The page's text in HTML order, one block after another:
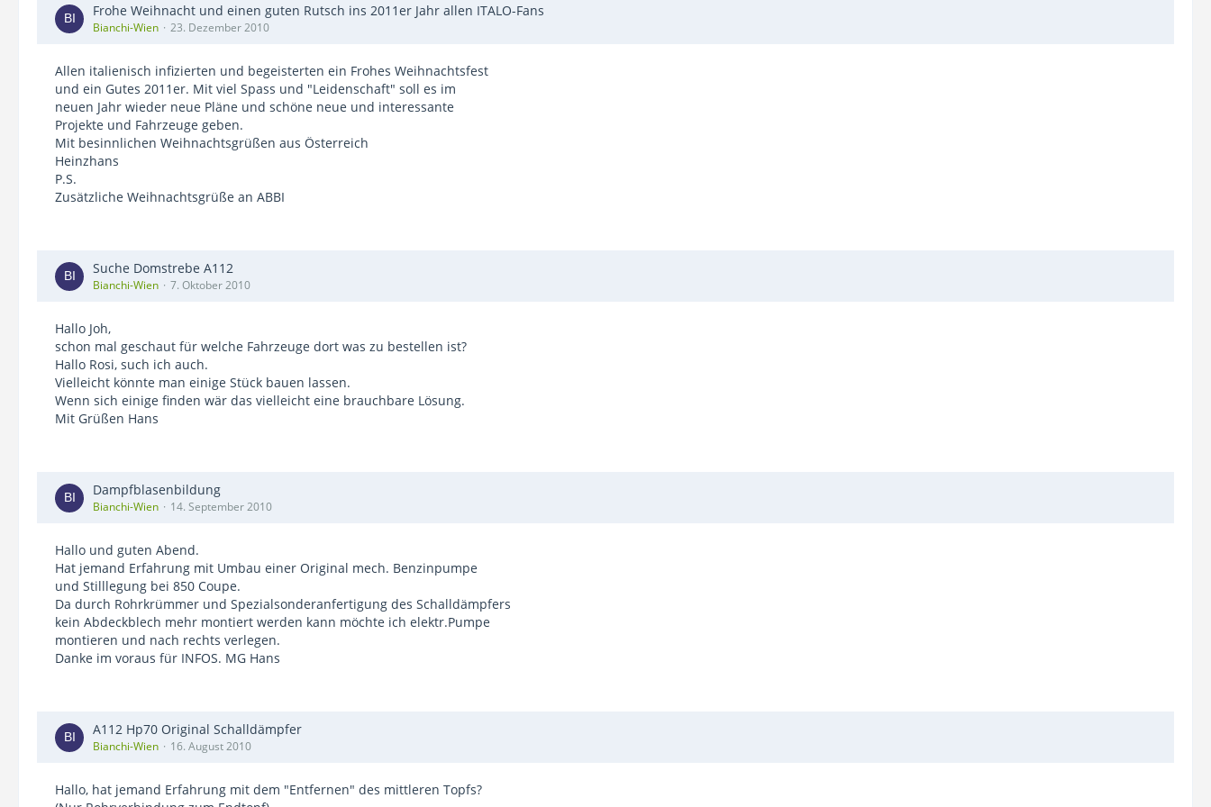
Frohe Weihnacht und einen guten Rutsch ins 2011er Jahr allen ITALO-Fans
Bianchi-Wien 23. Dezember 2010
Allen italienisch infizierten und begeisterten ein Frohes Weihnachtsfest
und ein Gutes 2011er. Mit viel Spass und "Leidenschaft" soll es im
neuen Jahr wieder neue Pläne und schöne neue und interessante
Projekte und Fahrzeuge geben.
Mit besinnlichen Weihnachtsgrüßen aus Österreich
Heinzhans
P.S.
Zusätzliche Weihnachtsgrüße an ABBI
Suche Domstrebe A112
Bianchi-Wien 7. Oktober 2010
Hallo Joh,
schon mal geschaut für welche Fahrzeuge dort was zu bestellen ist?
Hallo Rosi, such ich auch.
Vielleicht könnte man einige Stück bauen lassen.
Wenn sich einige finden wär das vielleicht eine brauchbare Lösung.
Mit Grüßen Hans
Dampfblasenbildung
Bianchi-Wien 14. September 2010
Hallo und guten Abend.
Hat jemand Erfahrung mit Umbau einer Original mech. Benzinpumpe
und Stilllegung bei 850 Coupe.
Da durch Rohrkrümmer und Spezialsonderanfertigung des Schalldämpfers
kein Abdeckblech mehr montiert werden kann möchte ich elektr.Pumpe
montieren und nach rechts verlegen.
Danke im voraus für INFOS. MG Hans
A112 Hp70 Original Schalldämpfer
Bianchi-Wien 16. August 2010
Hallo, hat jemand Erfahrung mit dem "Entfernen" des mittleren Topfs?